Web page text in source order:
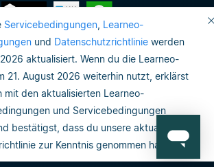
Servicebedingungen, Learneo-
und Datenschutzrichtlinie werden
aktualisiert. Wenn du die Learneo-
21. August 2026 weiterhin nutzt, erklärst
mit den aktualisierten Learneo-
und Servicebedingungen
bestätigst, dass du unsere aktualisierte
zur Kenntnis genommen hast.
Impressum
Datenschutzrichtlinie
not sell or share my personal info
Nutzungsbedingungen
Datenschutzrichtlinie